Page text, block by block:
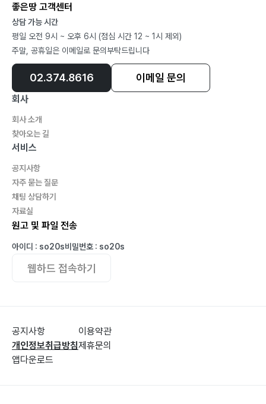
허수아비 ?119
나이테 ?121
낙엽 ?123
석류 ?125
낡은 기왓장 ?126
노란 은행잎 ?127
초가을 ?130
철 지난 바닷가 ?132
흔들리는 갈대 ?136
낙엽이 된다는 것은 ?138
제4부
하늬바람 ?140
높새바람 ?142
한라산 눈꽃 산행 ?146
여행 ?151
인정의 꽃밭에서 ?153
옥포 ‘섬 & 섬길’ ?155
좋은땅 고객센터
상담 가능 시간
평일 오전 9시 ~ 오후 6시 (점심 시간 12 ~ 1시 제외)
주말, 공휴일은 이메일로 문의부탁드립니다
02.374.8616 이메일 문의
회사
회사 소개
찾아오는 길
서비스
공지사항
자주 묻는 질문
채팅 상담하기
자료실
원고 및 파일 전송
아이디 : so20s비밀번호 : so20s
웹하드 접속하기
공지사항
개인정보취급방침
앱다운로드
이용약관
제휴문의